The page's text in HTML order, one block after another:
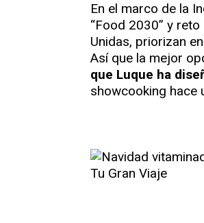
En el marco de la
“Food 2030” y
Unidas, priorizan
Así que la mejor
que Luque ha
showcooking hace